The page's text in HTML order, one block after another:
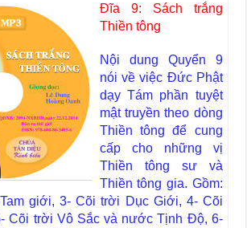
Đĩa 9: Sách trắng
Thiền tông
Nội dung Quyển 9
nói về việc Đức Phật
dạy Tám phần tuyệt
mật truyền theo dòng
Thiền tông để cung
cấp cho những vị
Thiền tông sư và
Thiền tông gia. Gồm:
giới, 3- Cõi trời Dục Giới, 4- Cõi
Cõi trời Vô Sắc và nước Tịnh Độ, 6-